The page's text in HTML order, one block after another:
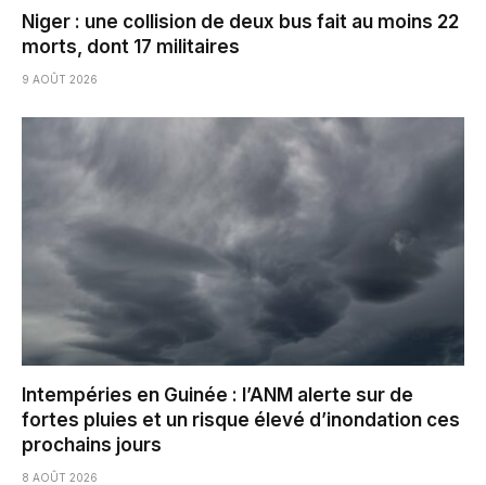
Niger : une collision de deux bus fait au moins 22
morts, dont 17 militaires
9 AOÛT 2026
Intempéries en Guinée : l’ANM alerte sur de
fortes pluies et un risque élevé d’inondation ces
prochains jours
8 AOÛT 2026